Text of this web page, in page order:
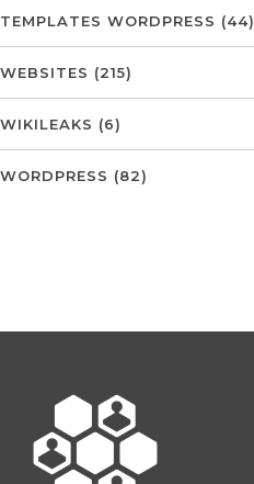
TEMPLATES WORDPRESS (44)
WEBSITES (215)
WIKILEAKS (6)
WORDPRESS (82)